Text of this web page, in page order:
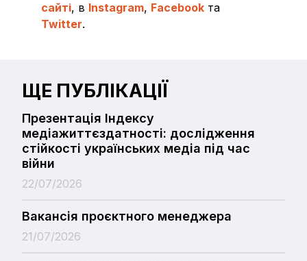
сайті, в Instagram, Facebook та
Twitter.
ЩЕ ПУБЛІКАЦІЇ
Презентація Індексу
медіажиттєздатності: дослідження
стійкості українських медіа під час
війни
22/07/2026
Вакансія проєктного менеджера
21/07/2026